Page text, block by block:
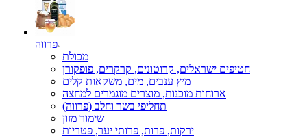
פרווה
מכולת
חטיפים ישראלים, קרוטונים, קרקרים, פופקורן
מיץ ענבים, מים, משקאות קלים
ארוחות מוכנות, מוצרים מוגמרים למחצה
תחליפי בשר וחלב (פרווה)
שימור מזון
ירקות, פרות, פרותי יער, פטריות